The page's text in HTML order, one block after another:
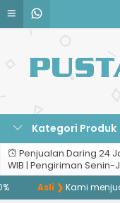
Kategori Produk
Penjualan Daring 24
WIB | Pengiriman
Asli ❯Kami menjual